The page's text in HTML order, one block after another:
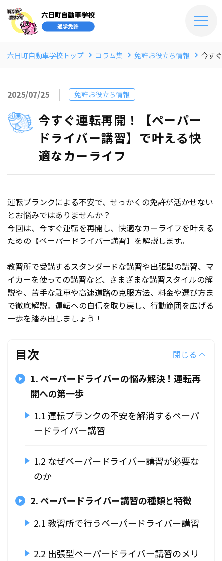
六日町自動車学校トップ コラム集 免許お役立ち情報 今す
2025/07/25 免許お役立ち情報
今すぐ運転再開！【ペーパー
ドライバー講習】で叶える快
適なカーライフ
運転ブランクによる不安で、せっかくの免許が活かせない
とお悩みではありませんか？
今回は、今すぐ運転を再開し、快適なカーライフを叶える
ための【ペーパードライバー講習】を解説します。
教習所で受講するスタンダードな講習や出張型の講習、マ
イカーを使っての講習など、さまざまな講習スタイルの解
説や、苦手な駐車や高速道路の克服方法、料金や選び方ま
で徹底解説。運転への自信を取り戻し、行動範囲を広げる
一歩を踏み出しましょう！
目次 閉じる
1. ペーパードライバーの悩み解決！運転再
開への第一歩
1.1 運転ブランクの不安を解消するペーパ
ードライバー講習
1.2 なぜペーパードライバー講習が必要な
のか
2. ペーパードライバー講習の種類と特徴
2.1 教習所で行うペーパードライバー講習
2.2 出張型ペーパードライバー講習のメリ